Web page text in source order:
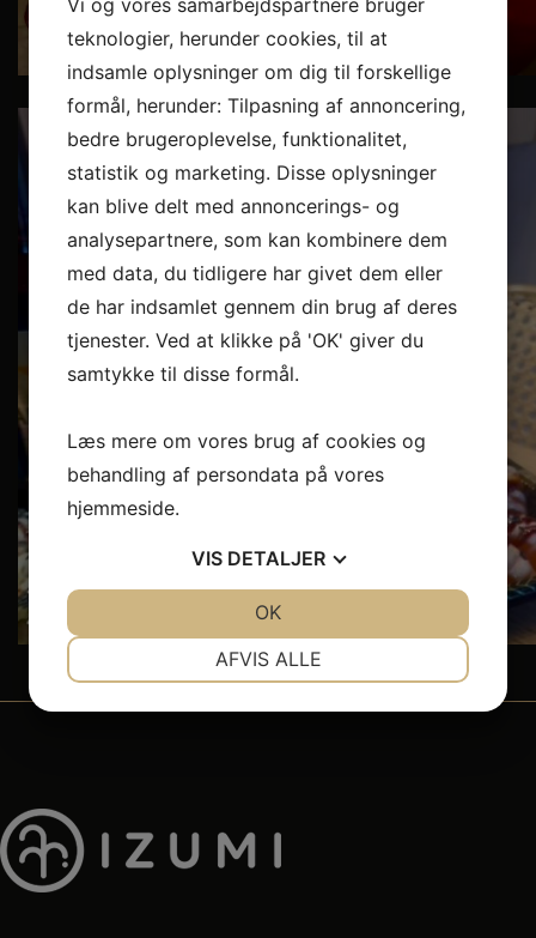
⚫️⚫️⚫️ BLACK MENU ⚫️⚫️⚫️
For at hylde
Vi og vores samarbejdspartnere bruger
teknologier, herunder cookies, til at
indsamle oplysninger om dig til forskellige
formål, herunder: Tilpasning af annoncering,
bedre brugeroplevelse, funktionalitet,
statistik og marketing. Disse oplysninger
kan blive delt med annoncerings- og
analysepartnere, som kan kombinere dem
med data, du tidligere har givet dem eller
de har indsamlet gennem din brug af deres
tjenester. Ved at klikke på 'OK' giver du
samtykke til disse formål.
Læs mere om vores brug af cookies og
behandling af persondata på vores
hjemmeside.
VIS DETALJER
AFVIS ALLE
OK